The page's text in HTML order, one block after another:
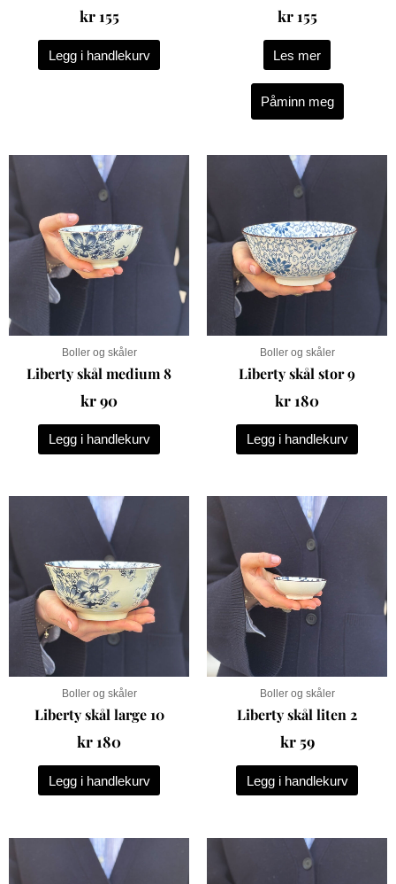
kr155
Legg i handlekurv
kr155
Les mer
Påminn meg
Boller og skåler
Liberty skål medium 8
kr90
Legg i handlekurv
Boller og skåler
Liberty skål stor 9
kr 180
Legg i handlekurv
Boller og skåler
Liberty skål large 10
kr 180
Legg i handlekurv
Boller og skåler
Liberty skål liten 2
kr59
Legg i handlekurv